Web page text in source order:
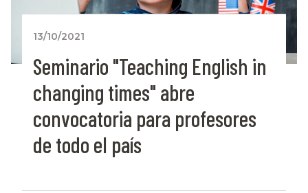
13/10/2021
Seminario "Teaching English in
changing times" abre
convocatoria para profesores
de todo el país